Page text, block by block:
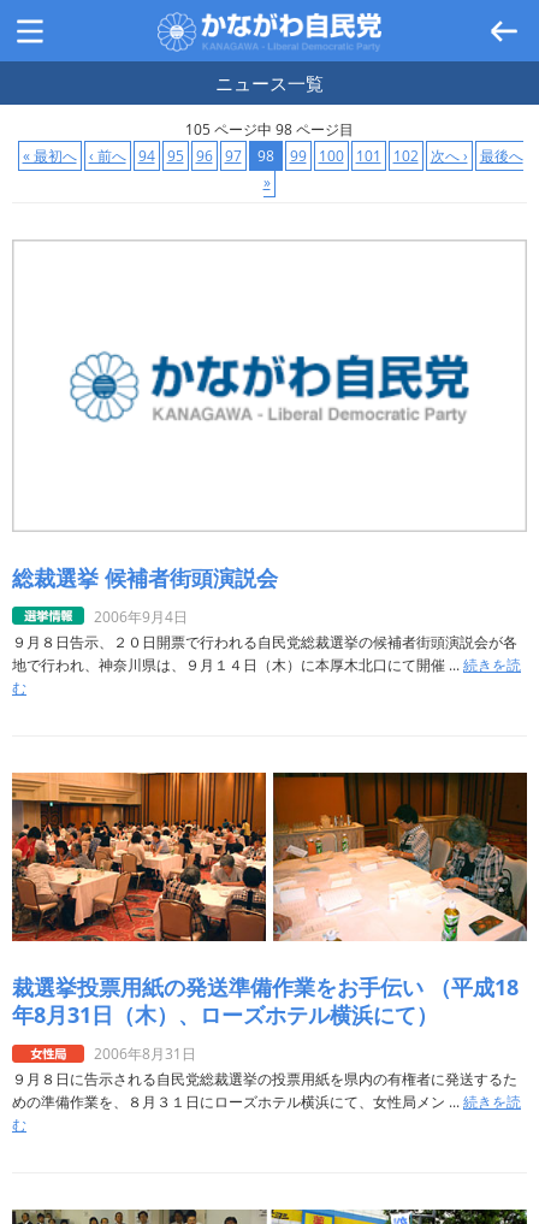
ニュース一覧
105 ページ中 98 ページ目
« 最初へ
‹ 前へ 94 95 96 97 98 99 100 101 102 次へ ›
最後へ
»
総裁選挙 候補者街頭演説会
2006年9月4日
９月８日告示、２０日開票で行われる自民党総裁選挙の候補者街頭演説会が各
地で行われ、神奈川県は、９月１４日（木）に本厚木北口にて開催 ...続きを読
む
裁選挙投票用紙の発送準備作業をお手伝い （平成18
年8月31日（木）、ローズホテル横浜にて）
2006年8月31日
９月８日に告示される自民党総裁選挙の投票用紙を県内の有権者に発送するた
めの準備作業を、８月３１日にローズホテル横浜にて、女性局メン ...続きを読
む